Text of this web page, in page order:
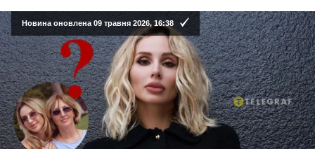
Новина оновлена 09 травня 2026, 16:38